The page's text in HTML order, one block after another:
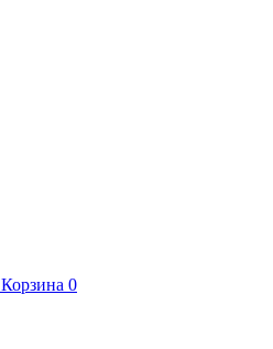
Корзина 0